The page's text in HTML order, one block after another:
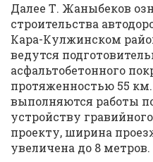
Далее Т. Жаныбеков
строительства
Кара-Кулжинском
ведутся
асфальтобетонного
протяженностью 55
выполняются работы
устройству
проекту, ширина
увеличена до 8 метров.